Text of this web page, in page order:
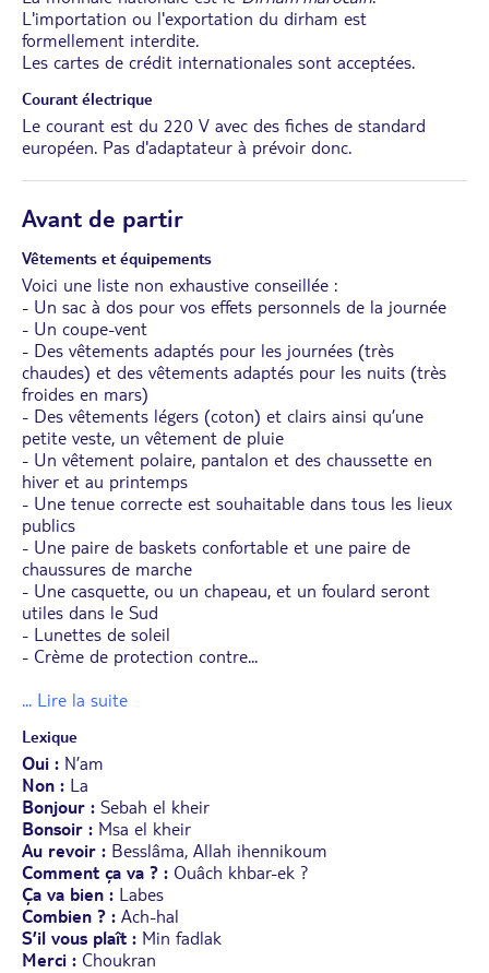
L'importation ou l'exportation du dirham est
formellement interdite.
Les cartes de crédit internationales sont acceptées.
Courant électrique
Le courant est du 220 V avec des fiches de standard
européen. Pas d'adaptateur à prévoir donc.
Avant de partir
Vêtements et équipements
Voici une liste non exhaustive conseillée :
- Un sac à dos pour vos effets personnels de la journée
- Un coupe-vent
- Des vêtements adaptés pour les journées (très
chaudes) et des vêtements adaptés pour les nuits (très
froides en mars)
- Des vêtements légers (coton) et clairs ainsi qu’une
petite veste, un vêtement de pluie
- Un vêtement polaire, pantalon et des chaussette en
hiver et au printemps
- Une tenue correcte est souhaitable dans tous les lieux
publics
- Une paire de baskets confortable et une paire de
chaussures de marche
- Une casquette, ou un chapeau, et un foulard seront
utiles dans le Sud
- Lunettes de soleil
- Crème de protection contre...
... Lire la suite
Lexique
Oui : N’am
Non : La
Bonjour : Sebah el kheir
Bonsoir : Msa el kheir
Au revoir : Besslâma, Allah ihennikoum
Comment ça va ? : Ouâch khbar-ek ?
Ça va bien : Labes
Combien ? : Ach-hal
S’il vous plaît : Min fadlak
Merci : Choukran